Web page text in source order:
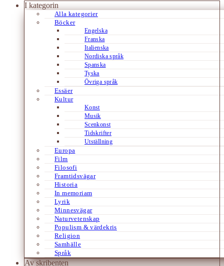
I kategorin
Alla kategorier
Böcker
Engelska
Franska
Italienska
Nordiska språk
Spanska
Tyska
Övriga språk
Essäer
Kultur
Konst
Musik
Scenkonst
Tidskrifter
Utställning
Europa
Film
Filosofi
Framtidsvägar
Historia
In memoriam
Lyrik
Minnesvägar
Naturvetenskap
Populism & värdekris
Religion
Samhälle
Språk
Av skribenten